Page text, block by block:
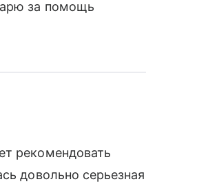
за помощь
рекомендовать
довольно серьезная